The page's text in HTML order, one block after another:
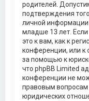
родителей.
подтверждения
личной
младше 13 лет.
это к вам, как к
конференции, или к
за помощью к
что phpBB Limited
конференции не
правовым вопросам
юридических